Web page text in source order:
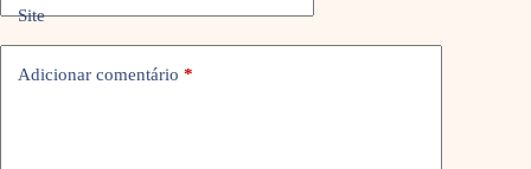
Site
Adicionar comentário *